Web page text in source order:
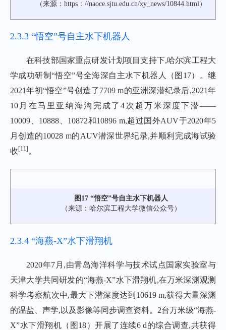
（来源：https：//naoce.sjtu.edu.cn/xy_news/10844.html）
2.3.3 “悟空”号自主水下机器人
在科技部国家重点研发计划项目支持下,哈尔滨工程大
学成功研制“悟空”号全海深自主水下机器人（ 图17）。继
2021年初“悟空”号创造了7709 m的亚洲深潜纪录后,2021年
10月在马里亚纳海沟完成了4次超万米深度下潜——
10009、10888、10872和10896 m,超过国外AUV于2020年5
月创造的10028 m的AUV潜深世界纪录,并顺利完成海试验
收[11] 。
图17 “悟空”号自主水下机器人
（来源：哈尔滨工程大学微信公众号）
2.3.4 “海燕-X”水下滑翔机
2020年7月,由青岛海洋科学与技术试点国家实验室与
天津大学共同研发的“海燕-X”水下滑翔机,在万米深渊观测
科学考察航次中,最大下潜深度达到10619 m,获得大量深渊
的温盐、声学,以及影像等同步调查资料。2台万米级“海燕-
X”水下滑翔机（ 图18）开展了连续6 d的综合调查,共获得